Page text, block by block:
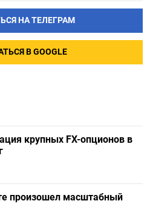
НА ТЕЛЕГРАМ
В GOOGLE
крупных FX-опционов в
произошел масштабный